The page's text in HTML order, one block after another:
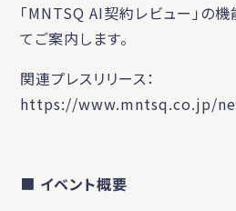
「MNTSQ AI契約レビュー」の
てご案内します。
関連プレスリリース：
https://www.mntsq.co.jp/
■ イベント概要